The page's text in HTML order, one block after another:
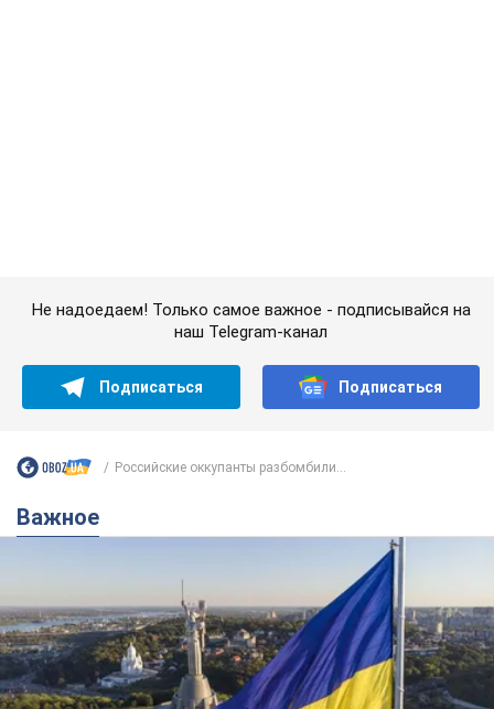
Какой была оригинальная версия гимна
Украины и почему ее боялась Российская
империя: об этом не рассказывают в школе
Государственным символом являются только первый куплет
и припев песни
5 годин тому 20,8 т.